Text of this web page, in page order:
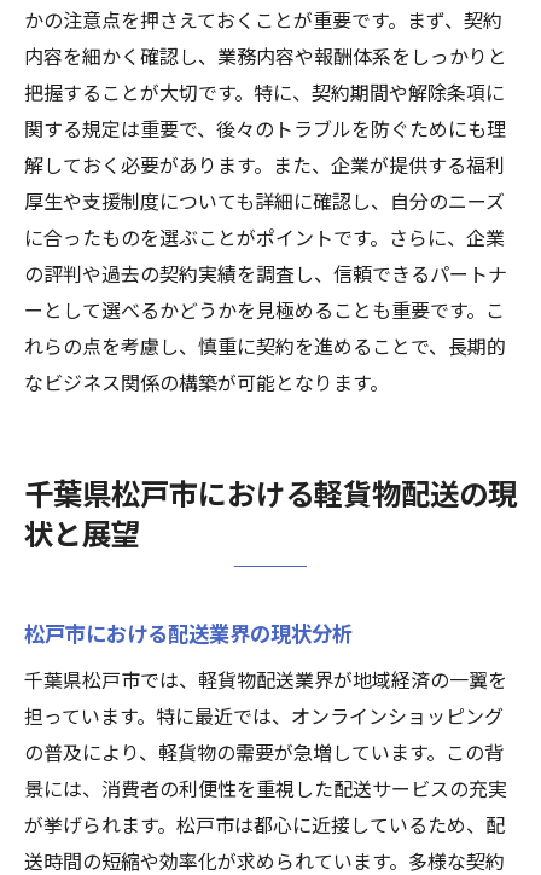
かの注意点を押さえておくことが重要です。まず、契約
内容を細かく確認し、業務内容や報酬体系をしっかりと
把握することが大切です。特に、契約期間や解除条項に
関する規定は重要で、後々のトラブルを防ぐためにも理
解しておく必要があります。また、企業が提供する福利
厚生や支援制度についても詳細に確認し、自分のニーズ
に合ったものを選ぶことがポイントです。さらに、企業
の評判や過去の契約実績を調査し、信頼できるパートナ
ーとして選べるかどうかを見極めることも重要です。こ
れらの点を考慮し、慎重に契約を進めることで、長期的
なビジネス関係の構築が可能となります。
千葉県松戸市における軽貨物配送の現
状と展望
松戸市における配送業界の現状分析
千葉県松戸市では、軽貨物配送業界が地域経済の一翼を
担っています。特に最近では、オンラインショッピング
の普及により、軽貨物の需要が急増しています。この背
景には、消費者の利便性を重視した配送サービスの充実
が挙げられます。松戸市は都心に近接しているため、配
送時間の短縮や効率化が求められています。多様な契約